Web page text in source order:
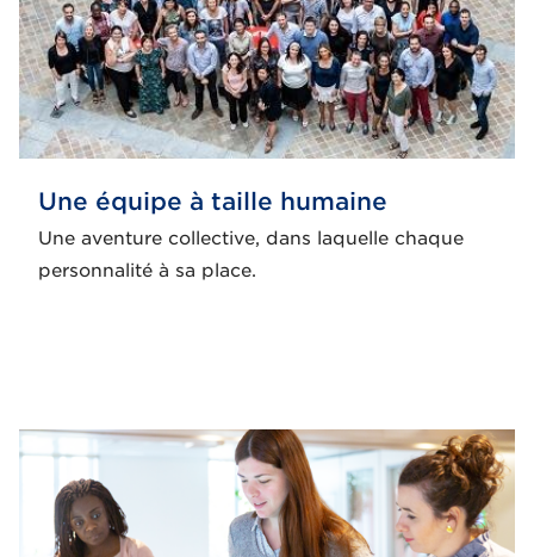
Une équipe à taille humaine
Une aventure collective, dans laquelle chaque
personnalité à sa place.